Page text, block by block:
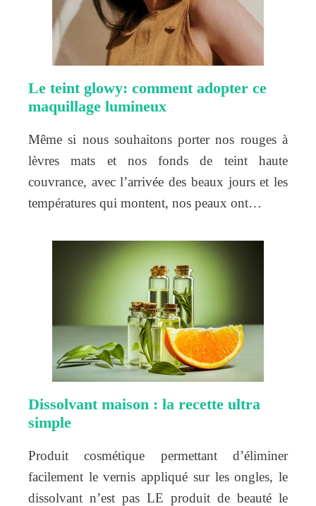
Le teint glowy: comment adopter ce
maquillage lumineux
Même si nous souhaitons porter nos rouges à
lèvres mats et nos fonds de teint haute
couvrance, avec l’arrivée des beaux jours et les
températures qui montent, nos peaux ont…
Dissolvant maison : la recette ultra
simple
Produit cosmétique permettant d’éliminer
facilement le vernis appliqué sur les ongles, le
dissolvant n’est pas LE produit de beauté le